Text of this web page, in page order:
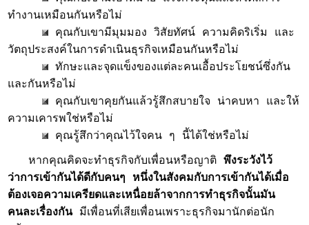
ทำงานเหมือนกันหรือไม่
คุณกับเขามีมุมมอง วิสัยทัศน์ ความคิดริเริ่ม และ
วัตถุประสงค์ในการดำเนินธุรกิจเหมือนกันหรือไม่
ทักษะและจุดแข็งของแต่ละคนเอื้อประโยชน์ซึ่งกัน
และกันหรือไม่
คุณกับเขาคุยกันแล้วรู้สึกสบายใจ น่าคบหา และให้
ความเคารพใช่หรือไม่
คุณรู้สึกว่าคุณไว้ใจคน ๆ นี้ได้ใช่หรือไม่
หากคุณคิดจะทำธุรกิจกับเพื่อนหรือญาติพึงระวังไว้
ว่าการเข้ากันได้ดีกับคนๆ หนึ่งในสังคมกับการเข้ากันได้เมื่อ
ต้องเจอความเครียดและเหนื่อยล้าจากการทำธุรกิจนั้นมัน
คนละเรื่องกัน มีเพื่อนที่เสียเพื่อนเพราะธุรกิจมานักต่อนัก